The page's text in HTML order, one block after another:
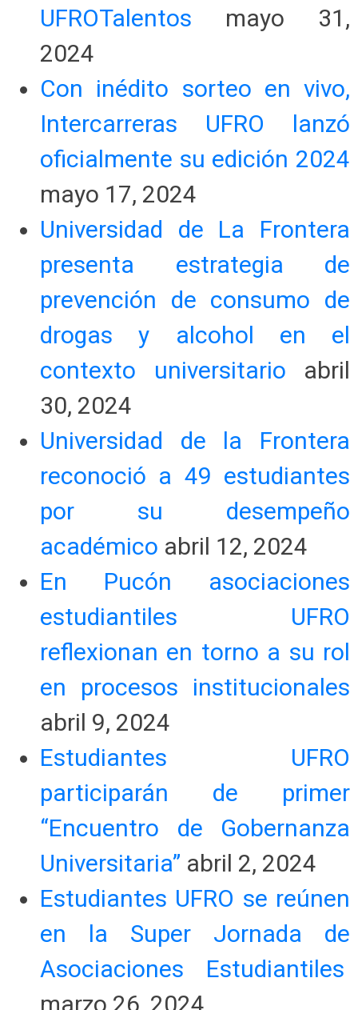
UFROTalentos
mayo 31,
2024
Con inédito sorteo en vivo,
Intercarreras UFRO lanzó
oficialmente su edición 2024
mayo 17, 2024
Universidad de La Frontera
presenta estrategia de
prevención de consumo de
drogas y alcohol en el
contexto universitario
abril
30, 2024
Universidad de la Frontera
reconoció a 49 estudiantes
por su desempeño
académico abril 12, 2024
En Pucón asociaciones
estudiantiles UFRO
reflexionan en torno a su rol
en procesos institucionales
abril 9, 2024
Estudiantes UFRO
participarán de primer
“Encuentro de Gobernanza
Universitaria” abril 2, 2024
Estudiantes UFRO se reúnen
en la Super Jornada de
Asociaciones Estudiantiles
marzo 26, 2024